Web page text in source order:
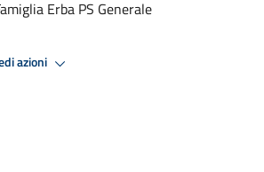
Erba PS Generale
azioni